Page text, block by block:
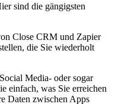
sind die gängigsten
Close CRM und Zapier
die Sie wiederholt
Media- oder sogar
einfach, was Sie erreichen
Daten zwischen Apps